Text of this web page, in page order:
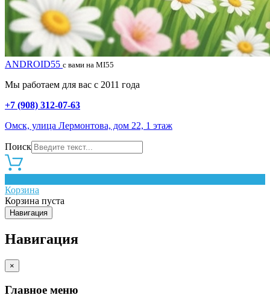
ANDROID55 с вами на MI55
Мы работаем для вас с 2011 года
+7 (908) 312-07-63
Омск, улица Лермонтова, дом 22, 1 этаж
Поиск
Корзина
Корзина пуста
Навигация
Навигация
×
Главное меню